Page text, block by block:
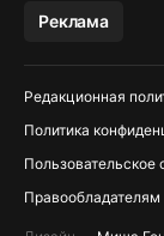
Реклама
Редакционная
Политика
Пользовательское
Правообладателям